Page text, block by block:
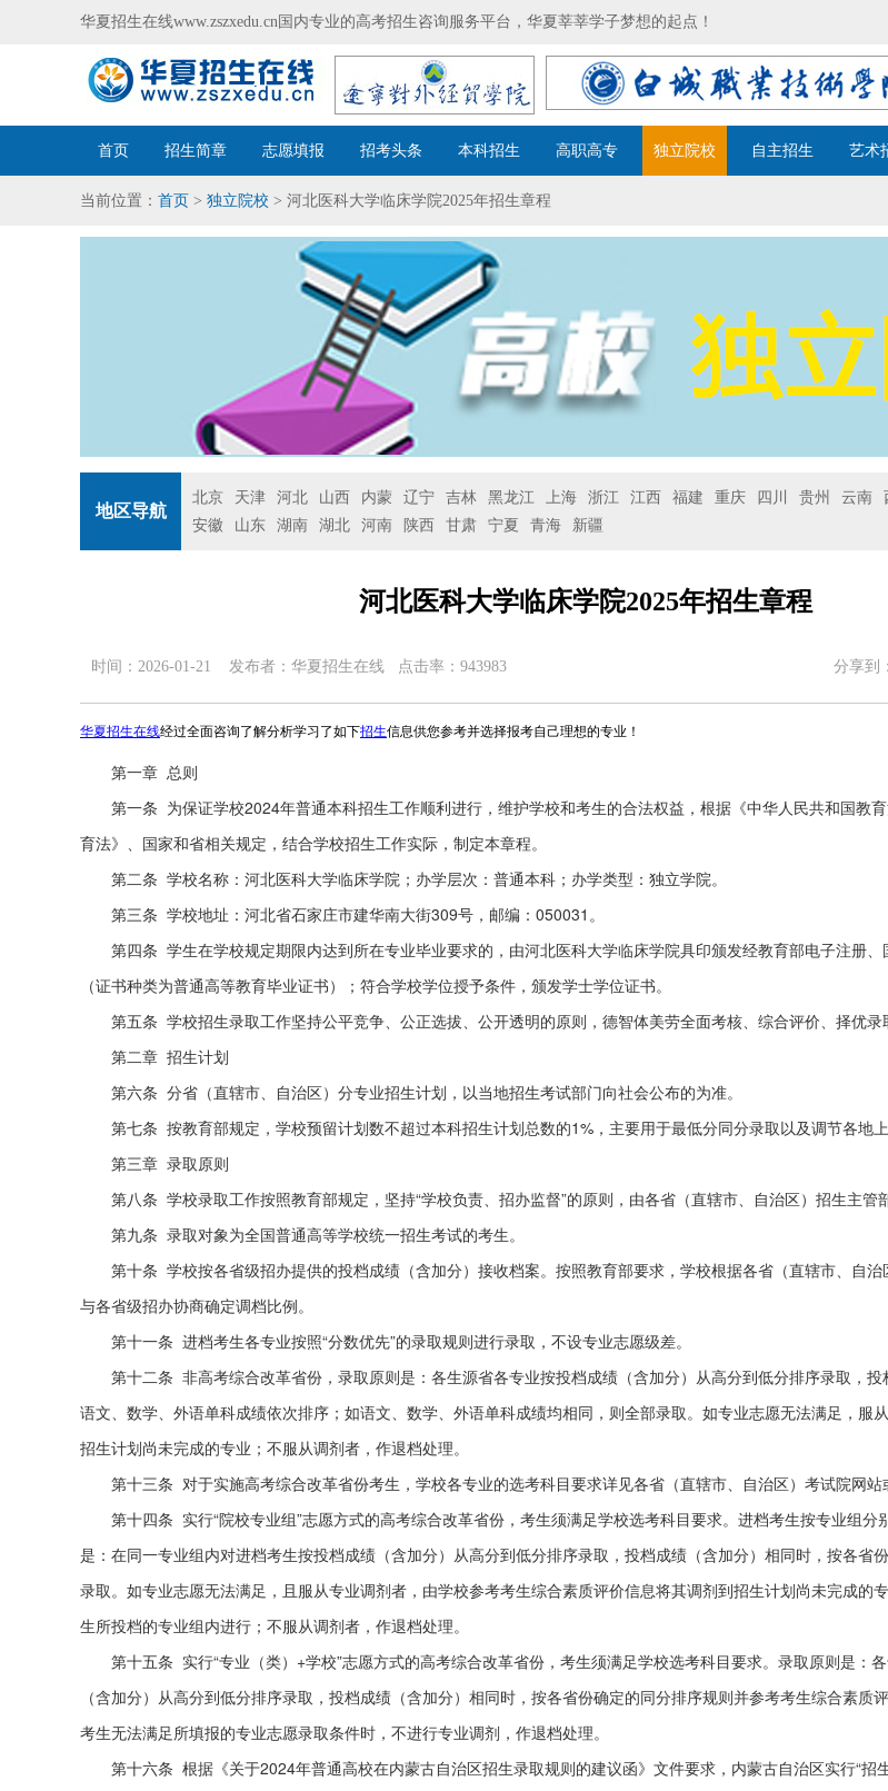
华夏招生在线www.zszxedu.cn国内专业的高考招生咨询服务平台，华夏莘莘学子梦想的起点！
首页 招生简章 志愿填报 招考头条 本科招生 高职高专 独立院校 自主招生 艺术
当前位置： 首页 > 独立院校 > 河北医科大学临床学院2025年招生章程
地区导航
北京 天津 河北 山西 内蒙 辽宁 吉林 黑龙江 上海 浙江 江西 福建 重庆 四川 贵州 云南
安徽
山东 湖南 湖北 河南 陕西 甘肃 宁夏 青海 新疆
河北医科大学临床学院2025年招生章程
时间：2026-01-21 发布者： 华夏招生在线 点击率：943983 分享到：
华夏招生在线经过全面咨询了解分析学习了如下招生信息供您参考并选择报考自己理想的专业！
第一章 总则
第一条 为保证学校2024年普通本科招生工作顺利进行，维护学校和考生的合法权益，根据《中华人民共和国教
育法》、国家和省相关规定，结合学校招生工作实际，制定本章程。
第二条 学校名称：河北医科大学临床学院；办学层次：普通本科；办学类型：独立学院。
第三条 学校地址：河北省石家庄市建华南大街309号，邮编：050031。
第四条 学生在学校规定期限内达到所在专业毕业要求的，由河北医科大学临床学院具印颁发经教育部电子注册
（证书种类为普通高等教育毕业证书）；符合学校学位授予条件，颁发学士学位证书。
第五条 学校招生录取工作坚持公平竞争、公正选拔、公开透明的原则，德智体美劳全面考核、综合评价、择优录
第二章 招生计划
第六条 分省（直辖市、自治区）分专业招生计划，以当地招生考试部门向社会公布的为准。
第七条 按教育部规定，学校预留计划数不超过本科招生计划总数的1%，主要用于最低分同分录取以及调节各地上
第三章 录取原则
第八条 学校录取工作按照教育部规定，坚持“学校负责、招办监督”的原则，由各省（直辖市、自治区）招生主管
第九条 录取对象为全国普通高等学校统一招生考试的考生。
第十条 学校按各省级招办提供的投档成绩（含加分）接收档案。按照教育部要求，学校根据各省（直辖市、自治
与各省级招办协商确定调档比例。
第十一条 进档考生各专业按照“分数优先”的录取规则进行录取，不设专业志愿级差。
第十二条 非高考综合改革省份，录取原则是：各生源省各专业按投档成绩（含加分）从高分到低分排序录取，
语文、数学、外语单科成绩依次排序；如语文、数学、外语单科成绩均相同，则全部录取。如专业志愿无法满足，服
招生计划尚未完成的专业；不服从调剂者，作退档处理。
第十三条 对于实施高考综合改革省份考生，学校各专业的选考科目要求详见各省（直辖市、自治区）考试院网站
第十四条 实行“院校专业组”志愿方式的高考综合改革省份，考生须满足学校选考科目要求。进档考生按专业组分
是：在同一专业组内对进档考生按投档成绩（含加分）从高分到低分排序录取，投档成绩（含加分）相同时，按各省
录取。如专业志愿无法满足，且服从专业调剂者，由学校参考考生综合素质评价信息将其调剂到招生计划尚未完成的
生所投档的专业组内进行；不服从调剂者，作退档处理。
第十五条 实行“专业（类）+学校”志愿方式的高考综合改革省份，考生须满足学校选考科目要求。录取原则是：
（含加分）从高分到低分排序录取，投档成绩（含加分）相同时，按各省份确定的同分排序规则并参考考生综合素质
考生无法满足所填报的专业志愿录取条件时，不进行专业调剂，作退档处理。
第十六条 根据《关于2024年普通高校在内蒙古自治区招生录取规则的建议函》文件要求，内蒙古自治区实行“招